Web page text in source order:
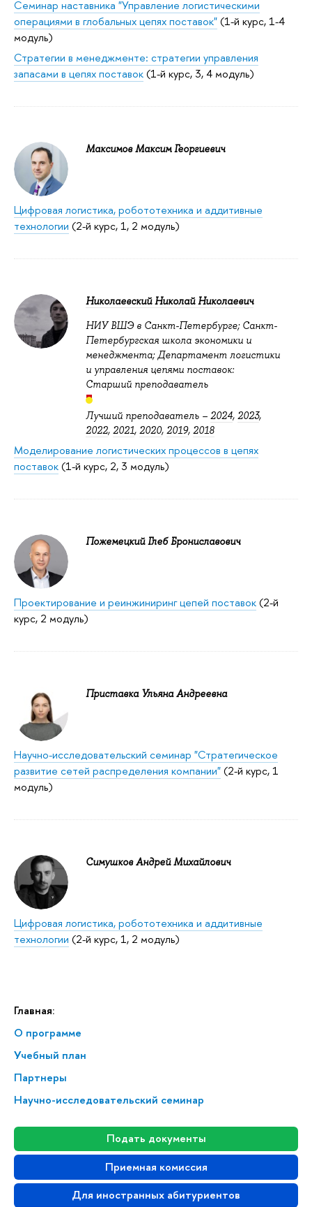
Главная:
О программе
Учебный план
Партнеры
Научно-исследовательский семинар
Подать документы
Приемная комиссия
Для иностранных абитуриентов
Семинар наставника "Управление логистическими
операциями в глобальных цепях поставок"(1-й курс, 1-4
модуль)
Стратегии в менеджменте: стратегии управления
запасами в цепях поставок(1-й курс, 3, 4 модуль)
Максимов Максим Георгиевич
Цифровая логистика, робототехника и аддитивные
технологии (2-й курс, 1, 2 модуль)
Николаевский Николай Николаевич
НИУ ВШЭ в Санкт-Петербурге; Санкт-
Петербургская школа экономики и
менеджмента; Департамент логистики
и управления цепями поставок:
Старший преподаватель
Лучший преподаватель – 2024, 2023,
2022, 2021, 2020, 2019, 2018
Моделирование логистических процессов в цепях
поставок(1-й курс, 2, 3 модуль)
Пожемецкий Глеб Брониславович
Проектирование и реинжиниринг цепей поставок(2-й
курс, 2 модуль)
Приставка Ульяна Андреевна
Научно-исследовательский семинар "Стратегическое
развитие сетей распределения компании"(2-й курс, 1
модуль)
Симушков Андрей Михайлович
Цифровая логистика, робототехника и аддитивные
технологии (2-й курс, 1, 2 модуль)